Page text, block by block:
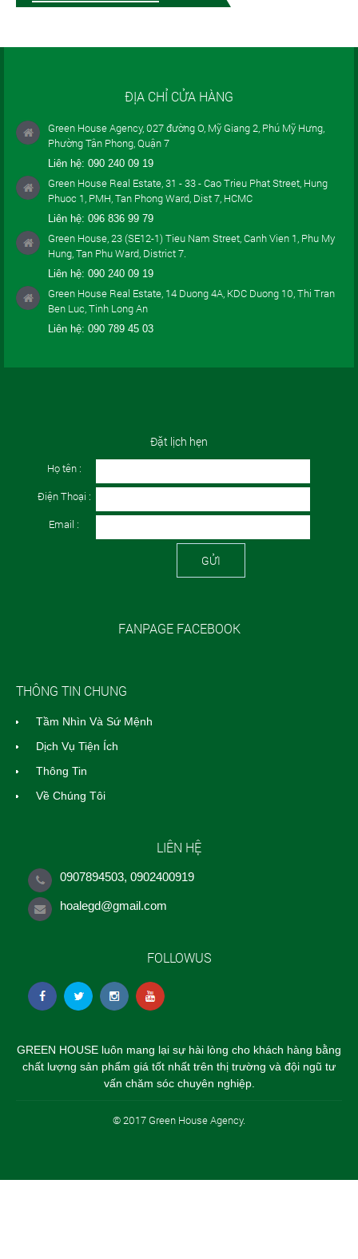
ĐỊA CHỈ CỬA HÀNG
Green House Agency, 027 đường O, Mỹ Giang 2, Phú Mỹ Hưng,
Phường Tân Phong, Quận 7
Liên hệ: 090 240 09 19
Green House Real Estate, 31 - 33 - Cao Trieu Phat Street, Hung
Phuoc 1, PMH, Tan Phong Ward, Dist 7, HCMC
Liên hệ: 096 836 99 79
Green House, 23 (SE12-1) Tieu Nam Street, Canh Vien 1, Phu My
Hung, Tan Phu Ward, District 7.
Liên hệ: 090 240 09 19
Green House Real Estate, 14 Duong 4A, KDC Duong 10, Thi Tran
Ben Luc, Tinh Long An
Liên hệ: 090 789 45 03
Đặt lịch hẹn
Họ tên :
Điện Thoại :
Email :
GỬI
FANPAGE FACEBOOK
THÔNG TIN CHUNG
Tầm Nhìn Và Sứ Mệnh
Dịch Vụ Tiện Ích
Thông Tin
Về Chúng Tôi
LIÊN HỆ
0907894503, 0902400919
hoalegd@gmail.com
FOLLOWUS
GREEN HOUSE luôn mang lại sự hài lòng cho khách hàng bằng
chất lượng sản phẩm giá tốt nhất trên thị trường và đội ngũ tư
vấn chăm sóc chuyên nghiệp.
© 2017 Green House Agency.